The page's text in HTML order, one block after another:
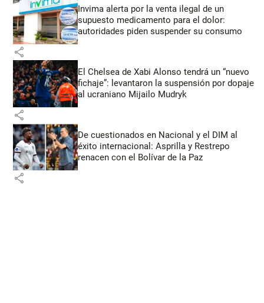
Invima alerta por la venta ilegal de un
supuesto medicamento para el dolor:
autoridades piden suspender su consumo
share
El Chelsea de Xabi Alonso tendrá un “nuevo
fichaje”: levantaron la suspensión por dopaje
al ucraniano Mijailo Mudryk
share
De cuestionados en Nacional y el DIM al
éxito internacional: Asprilla y Restrepo
renacen con el Bolívar de la Paz
share